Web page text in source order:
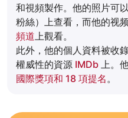
和視頻製作。他的照片可
粉絲）上查看，而他的视
頻道 上觀看。
此外，他的個人資料被收
權威性的資源 IMDb 上。
國際獎項和 18 項提名 。